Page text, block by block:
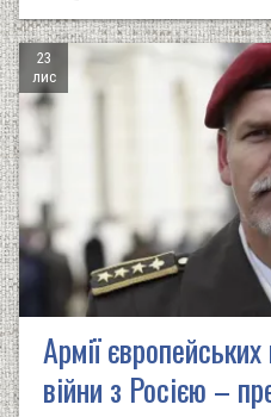
23
лис
Армії
війни з Росією –